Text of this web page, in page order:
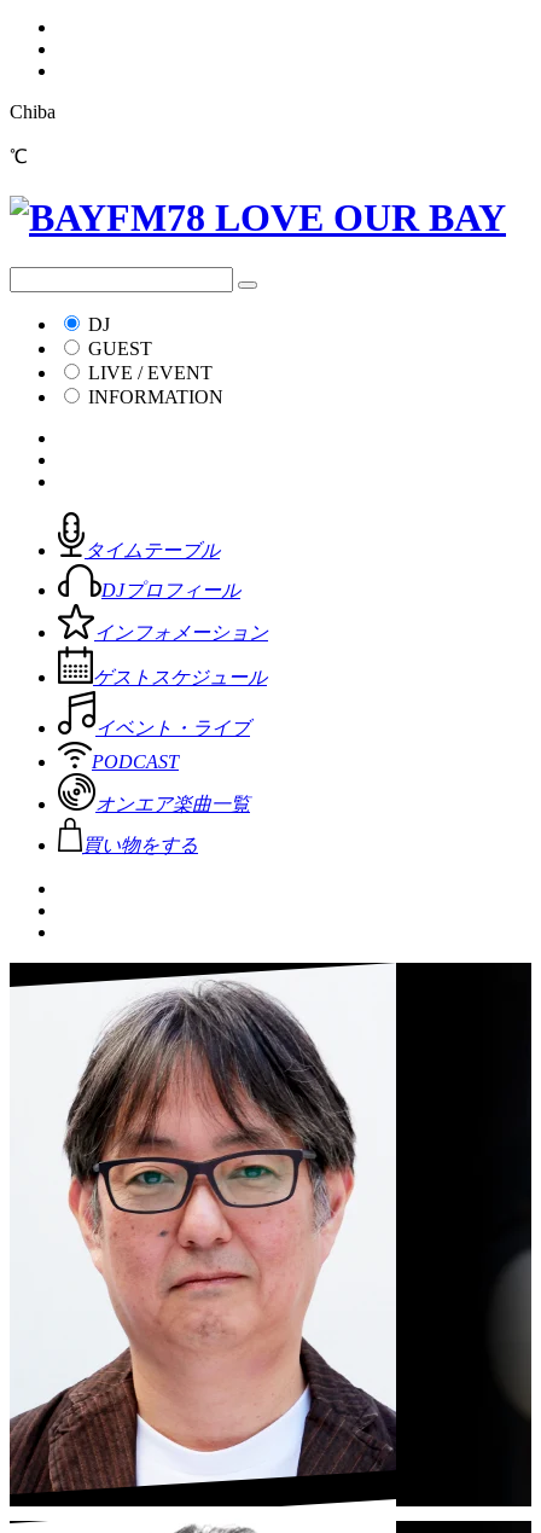
Chiba
℃
DJ
GUEST
LIVE / EVENT
INFORMATION
タイムテーブル
DJプロフィール
インフォメーション
ゲストスケジュール
イベント・ライブ
PODCAST
オンエア楽曲一覧
買い物をする